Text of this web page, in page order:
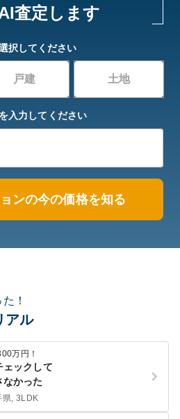
査定します
択してください
戸建 土地
入力してください
ンの今の価格を知る
！
アル
万円！
ェックして
なかった
県, 3LDK